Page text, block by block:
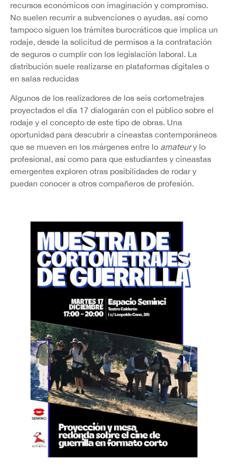
recursos económicos con imaginación y compromiso.
No suelen recurrir a subvenciones o ayudas, así como
tampoco siguen los trámites burocráticos que implica un
rodaje, desde la solicitud de permisos a la contratación
de seguros o cumplir con los legislación laboral. La
distribución suele realizarse en plataformas digitales o
en salas reducidas
Algunos de los realizadores de los seis cortometrajes
proyectados el día 17 dialogarán con el público sobre el
rodaje y el concepto de este tipo de obras. Una
oportunidad para descubrir a cineastas contemporáneos
que se mueven en los márgenes entre lo amateury lo
profesional, así como para que estudiantes y cineastas
emergentes exploren otras posibilidades de rodar y
puedan conocer a otros compañeros de profesión.